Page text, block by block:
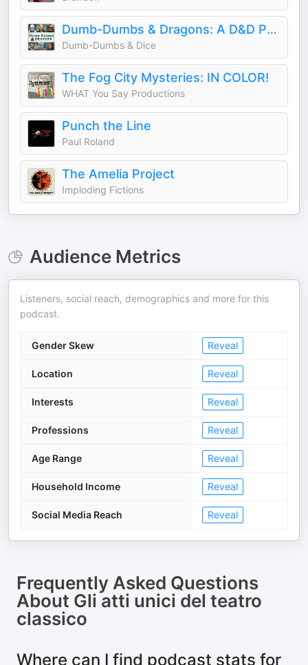
Dumb-Dumbs & Dragons: A D&D Podcast
Dumb-Dumbs & Dice
The Fog City Mysteries: IN COLOR!
WHAT You Say Productions
Punch the Line
Paul Roland
The Amelia Project
Imploding Fictions
Audience Metrics
Listeners, social reach, demographics and more for this
podcast.
Gender Skew Reveal
Location Reveal
Interests Reveal
Professions Reveal
Age Range Reveal
Household Income Reveal
Social Media Reach Reveal
Frequently Asked Questions
About Gli atti unici del teatro
classico
Where can I find podcast stats for